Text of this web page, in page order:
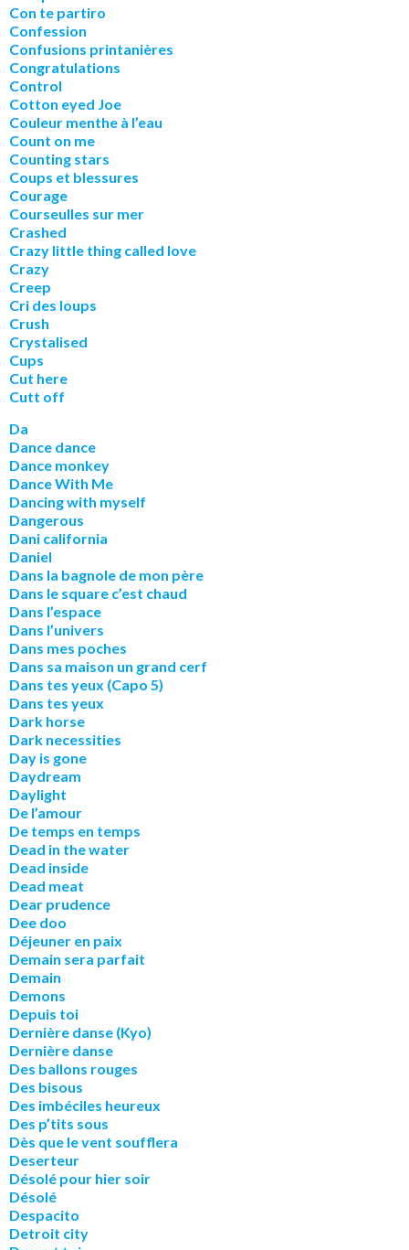
Con te partiro
Confession
Confusions printanières
Congratulations
Control
Cotton eyed Joe
Couleur menthe à l’eau
Count on me
Counting stars
Coups et blessures
Courage
Courseulles sur mer
Crashed
Crazy little thing called love
Crazy
Creep
Cri des loups
Crush
Crystalised
Cups
Cut here
Cutt off
Da
Dance dance
Dance monkey
Dance With Me
Dancing with myself
Dangerous
Dani california
Daniel
Dans la bagnole de mon père
Dans le square c’est chaud
Dans l’espace
Dans l’univers
Dans mes poches
Dans sa maison un grand cerf
Dans tes yeux (Capo 5)
Dans tes yeux
Dark horse
Dark necessities
Day is gone
Daydream
Daylight
De l’amour
De temps en temps
Dead in the water
Dead inside
Dead meat
Dear prudence
Dee doo
Déjeuner en paix
Demain sera parfait
Demain
Demons
Depuis toi
Dernière danse (Kyo)
Dernière danse
Des ballons rouges
Des bisous
Des imbéciles heureux
Des p’tits sous
Dès que le vent soufflera
Deserteur
Désolé pour hier soir
Désolé
Despacito
Detroit city